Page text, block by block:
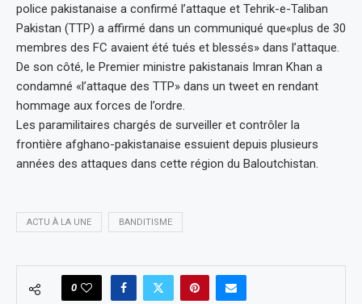
police pakistanaise a confirmé l’attaque et Tehrik-e-Taliban
Pakistan (TTP) a affirmé dans un communiqué que«plus de 30
membres des FC avaient été tués et blessés» dans l’attaque.
De son côté, le Premier ministre pakistanais Imran Khan a
condamné «l’attaque des TTP» dans un tweet en rendant
hommage aux forces de l’ordre.
Les paramilitaires chargés de surveiller et contrôler la
frontière afghano-pakistanaise essuient depuis plusieurs
années des attaques dans cette région du Baloutchistan.
ACTU À LA UNE BANDITISME
0